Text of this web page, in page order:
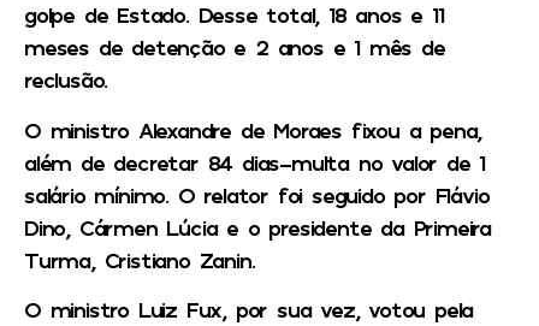
golpe de Estado. Desse total, 18 anos e 11
meses de detenção e 2 anos e 1 mês de
reclusão.
O ministro Alexandre de Moraes fixou a pena,
além de decretar 84 dias-multa no valor de 1
salário mínimo. O relator foi seguido por Flávio
Dino, Cármen Lúcia e o presidente da Primeira
Turma, Cristiano Zanin.
O ministro Luiz Fux, por sua vez, votou pela